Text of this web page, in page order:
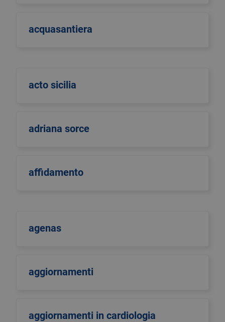
acquasantiera
acto sicilia
adriana sorce
affidamento
agenas
aggiornamenti
aggiornamenti in cardiologia